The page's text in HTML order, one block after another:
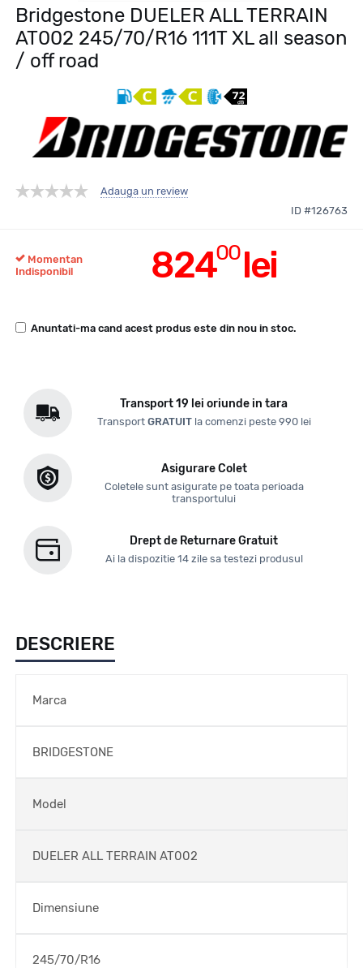
Bridgestone DUELER ALL TERRAIN
AT002 245/70/R16 111T XL all season
/ off road
Adauga un review
ID #126763
82400lei
Momentan
Indisponibil
Anuntati-ma cand acest produs este din nou in stoc.
Transport 19 lei oriunde in tara
Transport GRATUITla comenzi peste 990 lei
Asigurare Colet
Coletele sunt asigurate pe toata perioada
transportului
Drept de Returnare Gratuit
Ai la dispozitie 14 zile sa testezi produsul
DESCRIERE
Marca
BRIDGESTONE
Model
DUELER ALL TERRAIN AT002
Dimensiune
245/70/R16